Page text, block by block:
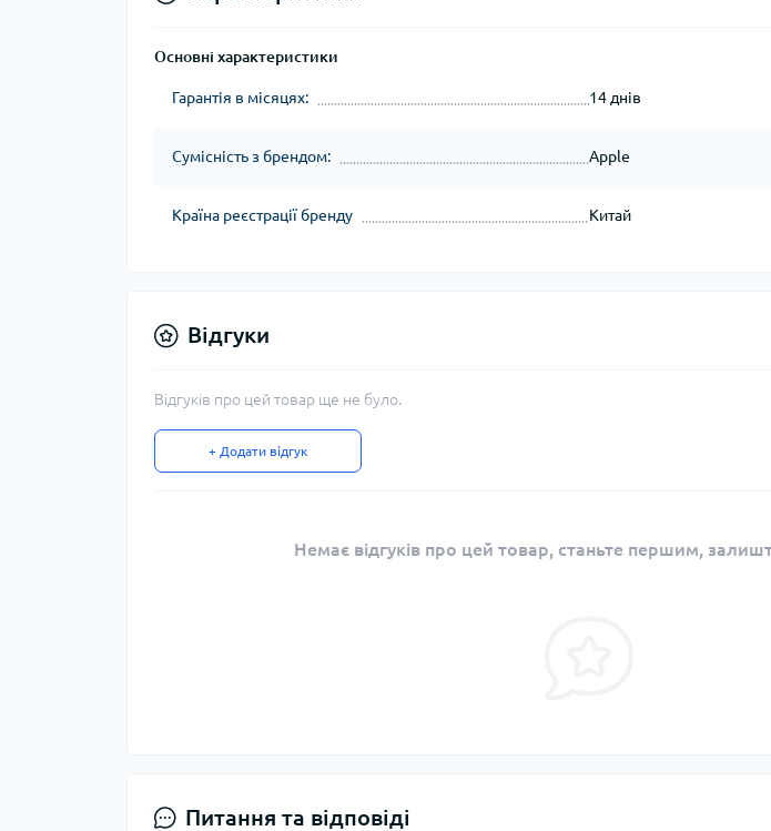
Основні характеристики
Гарантія в місяцях: 14 днів
Сумісність з брендом: Apple
Країна реєстрації бренду Китай
Відгуки
Відгуків про цей товар ще не було.
+ Додати відгук
Немає відгуків про цей товар, станьте першим,
Питання та відповіді